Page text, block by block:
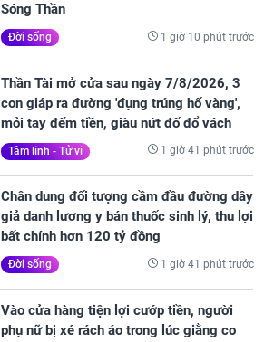
Sóng Thần
Đời sống 1 giờ 10 phút trước
Thần Tài mở cửa sau ngày 7/8/2026, 3
con giáp ra đường 'đụng trúng hố vàng',
mỏi tay đếm tiền, giàu nứt đố đổ vách
Tâm linh - Tử vi 1 giờ 41 phút trước
Chân dung đối tượng cầm đầu đường dây
giả danh lương y bán thuốc sinh lý, thu lợi
bất chính hơn 120 tỷ đồng
Đời sống 1 giờ 41 phút trước
Vào cửa hàng tiện lợi cướp tiền, người
phụ nữ bị xé rách áo trong lúc giằng co